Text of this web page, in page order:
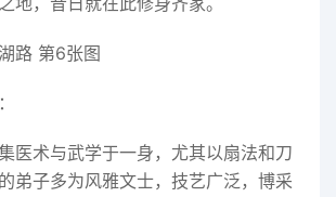
医术与武学于一身，尤其以扇法和刀
弟子多为风雅文士，技艺广泛，博采